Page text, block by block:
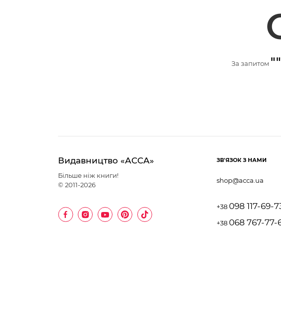
За запитом ""
Видавництво «АССА»
Більше ніж книги!
© 2011-2026
ЗВ'ЯЗОК З НАМИ
shop@acca.ua
+38 098 117-69-
+38 068 767-77-